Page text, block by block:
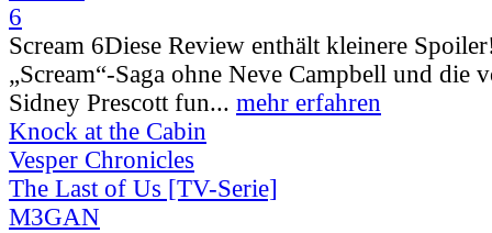
Scream 6Diese Review enthält kleinere
„Scream“-Saga ohne Neve Campbell und die
Sidney Prescott fun... mehr erfahren
Knock at the Cabin
Vesper Chronicles
The Last of Us [TV-Serie]
M3GAN